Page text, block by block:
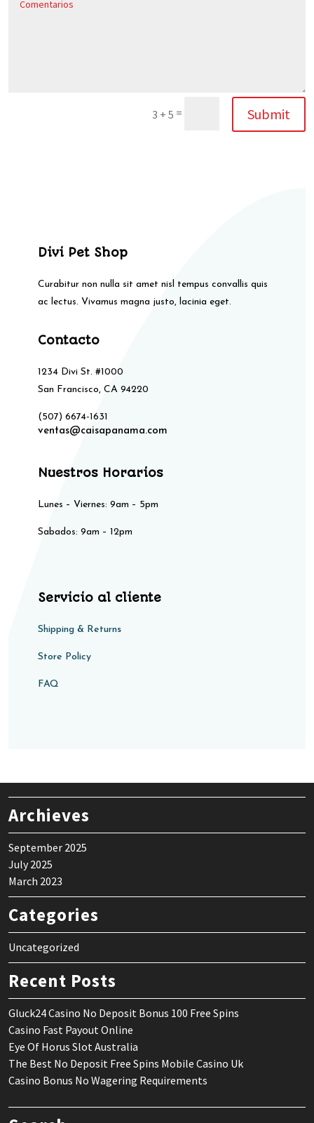
3 + 5 = Submit
Divi Pet Shop
Curabitur non nulla sit amet nisl tempus convallis quis
ac lectus. Vivamus magna justo, lacinia eget.
Contacto
1234 Divi St. #1000
San Francisco, CA 94220
(507) 6674-1631
ventas@caisapanama.com
Nuestros Horarios
Lunes – Viernes: 9am – 5pm
Sabados: 9am – 12pm​​
Servicio al cliente
Shipping & Returns
Store Policy​​
FAQ
Archieves
September 2025
July 2025
March 2023
Categories
Uncategorized
Recent Posts
Gluck24 Casino No Deposit Bonus 100 Free Spins
Casino Fast Payout Online
Eye Of Horus Slot Australia
The Best No Deposit Free Spins Mobile Casino Uk
Casino Bonus No Wagering Requirements